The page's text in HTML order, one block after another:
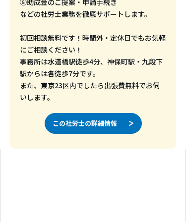
などの社労士業務を徹底サポートします。
初回相談無料です！時間外・定休日でもお気軽
にご相談ください！
事務所は水道橋駅徒歩4分、神保町駅・九段下
駅からは各徒歩7分です。
また、東京23区内でしたら出張費無料でお伺
いします。
この社労士の詳細情報